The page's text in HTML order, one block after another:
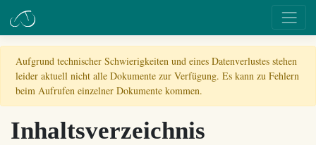
Aufgrund technischer Schwierigkeiten und eines Datenverlustes stehen
leider aktuell nicht alle Dokumente zur Verfügung. Es kann zu Fehlern
beim Aufrufen einzelner Dokumente kommen.
Inhaltsverzeichnis